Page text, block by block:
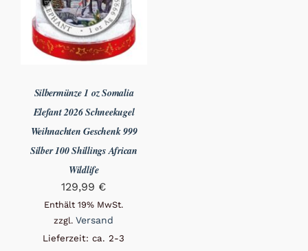
Silbermünze 1 oz Somalia
Elefant 2026 Schneekugel
Weihnachten Geschenk 999
Silber 100 Shillings African
Wildlife
129,99 €
Enthält 19% MwSt.
zzgl.Versand
Lieferzeit: ca. 2-3